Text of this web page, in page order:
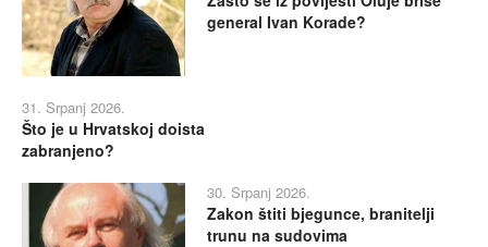
general Ivan Korade?
31. Srpanj 2026.
Što je u Hrvatskoj doista
zabranjeno?
30. Srpanj 2026.
Zakon štiti bjegunce, branitelji
trunu na sudovima